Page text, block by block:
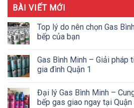
BÀI VIẾT MỚI
Top lý do nên chọn Gas
bếp của bạn
Gas Bình Minh – Giải pháp
gia đình Quận 1
Đại lý Gas Bình Minh –
bếp gas giao ngay tại Quận